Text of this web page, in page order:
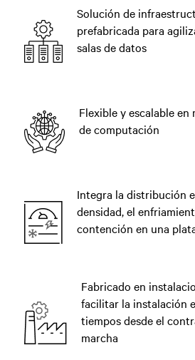
Solución de
prefabricada para
salas de datos
Flexible y escalable
de computación
Integra la distribución
densidad, el
contención en una
Fabricado en
facilitar la instalación
tiempos desde el
marcha